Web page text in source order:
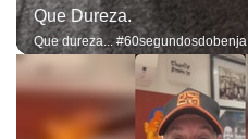
Que Dureza.
Que dureza... #60segundosdobenja